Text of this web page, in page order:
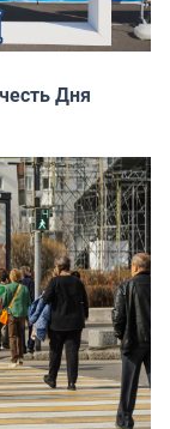
Дня